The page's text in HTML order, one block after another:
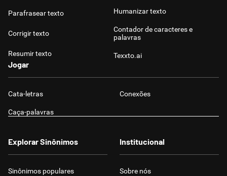
Parafrasear texto
Corrigir texto
Resumir texto
Humanizar texto
Contador de caracteres e
palavras
Texxto.ai
Jogar
Cata-letras Conexões
Caça-palavras
Explorar Sinônimos
Sinônimos populares
Institucional
Sobre nós